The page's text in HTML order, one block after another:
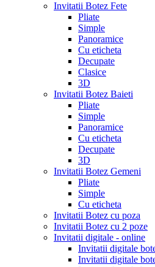
Invitatii Botez Fete
Pliate
Simple
Panoramice
Cu eticheta
Decupate
Clasice
3D
Invitatii Botez Baieti
Pliate
Simple
Panoramice
Cu eticheta
Decupate
3D
Invitatii Botez Gemeni
Pliate
Simple
Cu eticheta
Invitatii Botez cu poza
Invitatii Botez cu 2 poze
Invitatii digitale - online
Invitatii digitale
Invitatii digitale